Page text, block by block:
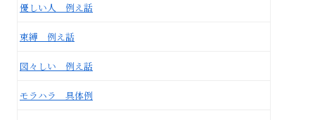
優しい人 例え話
束縛 例え話
図々しい 例え話
モラハラ 具体例